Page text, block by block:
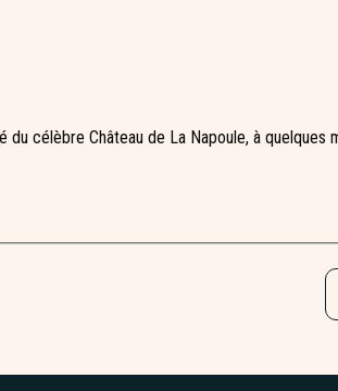
célèbre Château de La Napoule, à quelques